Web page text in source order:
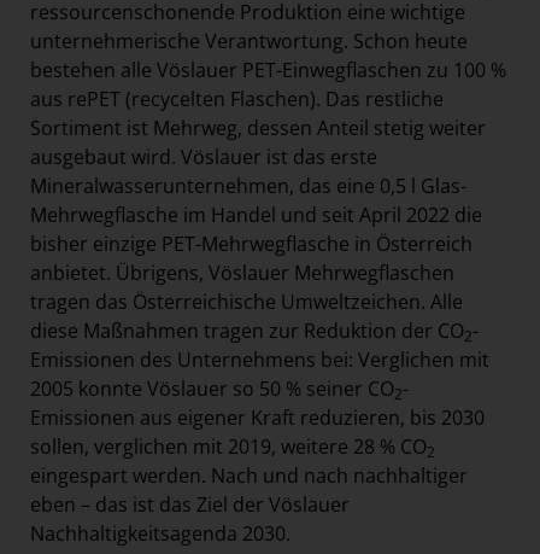
ressourcenschonende Produktion eine wichtige
unternehmerische Verantwortung. Schon heute
bestehen alle Vöslauer PET-Einwegflaschen zu 100 %
aus rePET (recycelten Flaschen). Das restliche
Sortiment ist Mehrweg, dessen Anteil stetig weiter
ausgebaut wird. Vöslauer ist das erste
Mineralwasserunternehmen, das eine 0,5 l Glas-
Mehrwegflasche im Handel und seit April 2022 die
bisher einzige PET-Mehrwegflasche in Österreich
anbietet. Übrigens, Vöslauer Mehrwegflaschen
tragen das Österreichische Umweltzeichen. Alle
diese Maßnahmen tragen zur Reduktion der CO2-
Emissionen des Unternehmens bei: Verglichen mit
2005 konnte Vöslauer so 50 % seiner CO2-
Emissionen aus eigener Kraft reduzieren, bis 2030
sollen, verglichen mit 2019, weitere 28 % CO2
eingespart werden. Nach und nach nachhaltiger
eben – das ist das Ziel der Vöslauer
Nachhaltigkeitsagenda 2030.